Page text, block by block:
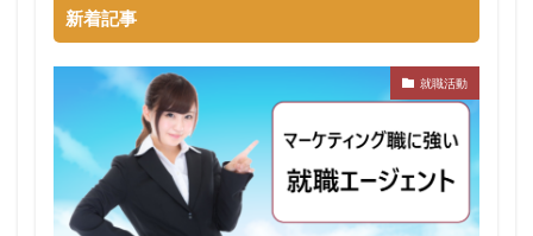
新着記事
就職活動
やめても生きていける
みなし手当
やり方
ミーツカンパニー
マイナビ新卒紹介
マイナビジョブ20'sスカウト
マイナビジョブ20's
マイナビ
マーケティング
やりたくない
やり方がわからない